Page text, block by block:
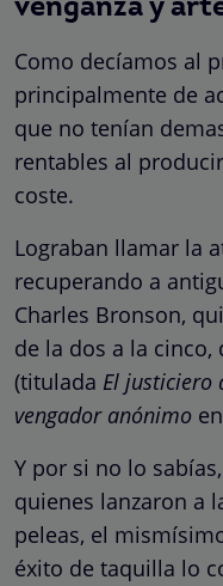
venganza y
Como decíamos al
principalmente de
que no tenían
rentables al
coste.
Lograban llamar la
recuperando a
Charles Bronson,
de la dos a la cinco,
(titulada El justiciero
vengador anónimo
Y por si no lo
quienes lanzaron a
peleas, el
éxito de taquilla lo